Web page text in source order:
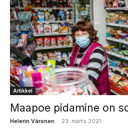
Artikkel
Maapoe pidamine on
Helerin Väronen - 23. märts 2021